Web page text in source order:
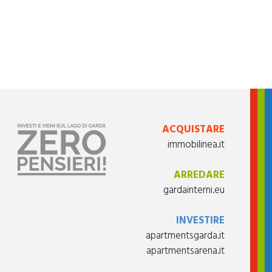
ACQUISTARE
immobilinea.it
ARREDARE
gardainterni.eu
INVESTIRE
apartmentsgarda.it
apartmentsarena.it